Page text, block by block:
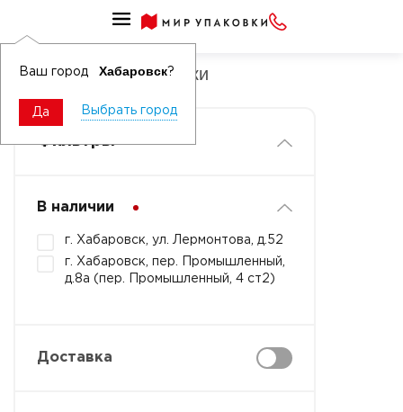
Ваш город Хабаровск?
Да Выбрать город
Хозяйственные товары для ванной и туалета
Аксессуары для стирки
Фильтры
В наличии
г. Хабаровск, ул. Лермонтова, д.52
г. Хабаровск, пер. Промышленный,
д.8а (пер. Промышленный, 4 ст2)
Доставка